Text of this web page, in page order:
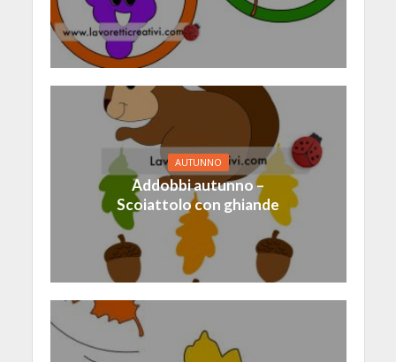
AUTUNNO
Addobbi autunno –
Scoiattolo con ghiande